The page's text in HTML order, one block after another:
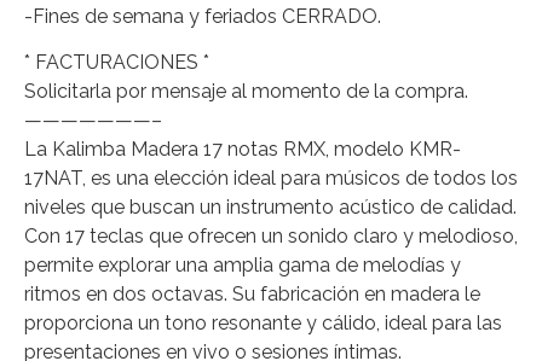
-Fines de semana y feriados CERRADO.
* FACTURACIONES *
Solicitarla por mensaje al momento de la compra.
———————–
La Kalimba Madera 17 notas RMX, modelo KMR-
17NAT, es una elección ideal para músicos de todos los
niveles que buscan un instrumento acústico de calidad.
Con 17 teclas que ofrecen un sonido claro y melodioso,
permite explorar una amplia gama de melodías y
ritmos en dos octavas. Su fabricación en madera le
proporciona un tono resonante y cálido, ideal para las
presentaciones en vivo o sesiones íntimas.